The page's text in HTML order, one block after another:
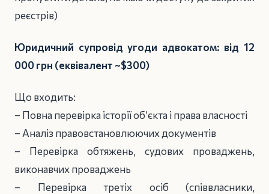
реєстрів)
Юридичний супровід угоди адвокатом: від 12
000 грн (еквівалент ~$300)
Що входить:
– Повна перевірка історії об’єкта і права власності
– Аналіз правовстановлюючих документів
– Перевірка обтяжень, судових проваджень,
виконавчих проваджень
– Перевірка третіх осіб (співвласники,